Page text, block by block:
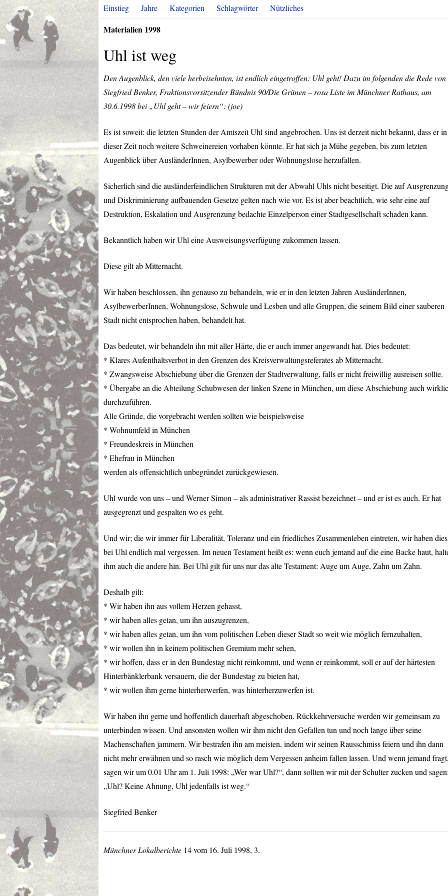
Einstieg Jahre Kategorien Schlagwörter Nützliches
Materialien 1998
Uhl ist weg
Den Augenblick, den viele herbeisehnten, ist endlich eingetroffen: Uhl geht! Dazu im folgenden die Rede von
Siegfried Benker, Fraktionsvorsitzender Bündnis 90/Die Grünen – rosa Liste im Münchner Rathaus, am
30.6.1998 bei „Uhl geht – wir feiern“: (joe)
Es ist soweit: die letzten Stunden der Amtszeit Uhl sind angebrochen. Uns ist derzeit nicht bekannt, dass er in
dieser Zeit noch weitere Schweinereien vorhaben könnte. Er hat sich ja Mühe gegeben, bis zum letzten
Augenblick über AusländerInnen, Asylbewerber oder Wohnungslose herzufallen.
Sicherlich sind die ausländerfeindlichen Strukturen mit der Abwahl Uhls nicht beseitigt. Die auf
und Diskriminierung aufbauenden Gesetze gelten nach wie vor. Es ist aber beachtlich, wie sehr eine auf
Destruktion, Eskalation und Ausgrenzung bedachte Einzelperson einer Stadtgesellschaft schaden kann.
Bekanntlich haben wir Uhl eine Ausweisungsverfügung zukommen lassen.
Diese gilt ab Mitternacht.
Wir haben beschlossen, ihn genauso zu behandeln, wie er in den letzten Jahren AusländerInnen,
AsylbewerberInnen, Wohnungslose, Schwule und Lesben und alle Gruppen, die seinem Bild einer sauberen
Stadt nicht entsprochen haben, behandelt hat.
Das bedeutet, wir behandeln ihn mit aller Härte, die er auch immer angewandt hat. Dies bedeutet:
* Klares Aufenthaltsverbot in den Grenzen des Kreisverwaltungsreferates ab Mitternacht.
* Zwangsweise Abschiebung über die Grenzen der Stadtverwaltung, falls er nicht freiwillig ausreisen sollte.
* Übergabe an die Abteilung Schubwesen der linken Szene in München, um diese Abschiebung auch
durchzuführen.
Alle Gründe, die vorgebracht werden sollten wie beispielsweise
* Wohnumfeld in München
* Freundeskreis in München
* Ehefrau in München
werden als offensichtlich unbegründet zurückgewiesen.
Uhl wurde von uns – und Werner Simon – als administrativer Rassist bezeichnet – und er ist es auch. Er hat
ausgegrenzt und gespalten wo es geht.
Und wir; die wir immer für Liberalität, Toleranz und ein friedliches Zusammenleben eintreten, wir haben dies
bei Uhl endlich mal vergessen. Im neuen Testament heißt es: wenn euch jemand auf die eine Backe haut,
ihm auch die andere hin. Bei Uhl gilt für uns nur das alte Testament: Auge um Auge, Zahn um Zahn.
Deshalb gilt:
* Wir haben ihn aus vollem Herzen gehasst,
* wir haben alles getan, um ihn auszugrenzen,
* wir haben alles getan, um ihn vom politischen Leben dieser Stadt so weit wie möglich fernzuhalten,
* wir wollen ihn in keinem politischen Gremium mehr sehen,
* wir hoffen, dass er in den Bundestag nicht reinkommt, und wenn er reinkommt, soll er auf der härtesten
Hinterbänklerbank versauern, die der Bundestag zu bieten hat,
* wir wollen ihm gerne hinterherwerfen, was hinterherzuwerfen ist.
Wir haben ihn gerne und hoffentlich dauerhaft abgeschoben. Rückkehrversuche werden wir gemeinsam zu
unterbinden wissen. Und ansonsten wollen wir ihm nicht den Gefallen tun und noch lange über seine
Machenschaften jammern. Wir bestrafen ihn am meisten, indem wir seinen Rausschmiss feiern und ihn dann
nicht mehr erwähnen und so rasch wie möglich dem Vergessen anheim fallen lassen. Und wenn jemand
sagen wir um 0.01 Uhr am 1. Juli 1998: „Wer war Uhl?“, dann sollten wir mit der Schulter zucken und
„Uhl? Keine Ahnung, Uhl jedenfalls ist weg.“
Siegfried Benker
Münchner Lokalberichte 14 vom 16. Juli 1998, 3.